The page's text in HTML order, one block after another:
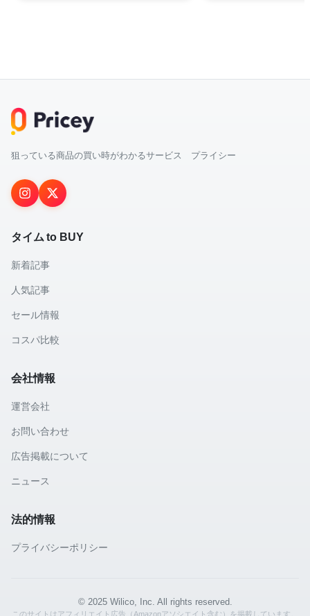
狙っている商品の買い時がわかるサービス プライシー
タイム to BUY
新着記事
人気記事
セール情報
コスパ比較
会社情報
運営会社
お問い合わせ
広告掲載について
ニュース
法的情報
プライバシーポリシー
© 2025 Wilico, Inc. All rights reserved.
このサイトはアフィリエイト広告（Amazonアソシエイト含む）を掲載しています。